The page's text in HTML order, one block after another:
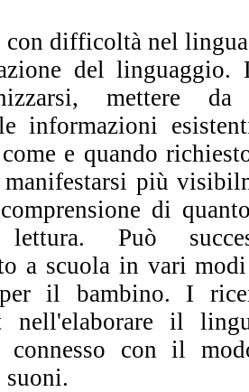
difficoltà nel
del
mettere
informazioni
e quando
più
di
Può
a scuola in vari
per il bambino. I
nell'elaborare il
connesso con il
suoni.